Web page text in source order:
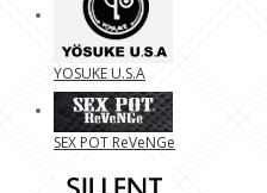
YOSUKE U.S.A
SEX POT ReVeNGe